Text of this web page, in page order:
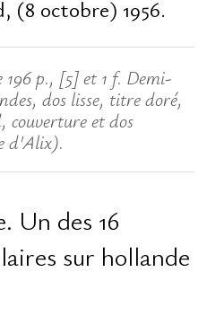
(8 octobre) 1956.
196 p., [5] et 1 f. Demi-
dos lisse, titre doré,
couverture et dos
d'Alix).
Un des 16
sur hollande